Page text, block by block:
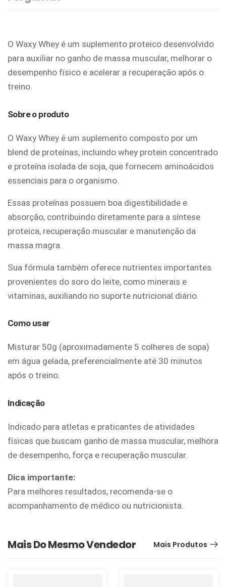
O Waxy Whey é um suplemento proteico desenvolvido
para auxiliar no ganho de massa muscular, melhorar o
desempenho físico e acelerar a recuperação após o
treino.
Sobre o produto
O Waxy Whey é um suplemento composto por um
blend de proteínas, incluindo whey protein concentrado
e proteína isolada de soja, que fornecem aminoácidos
essenciais para o organismo.
Essas proteínas possuem boa digestibilidade e
absorção, contribuindo diretamente para a síntese
proteica, recuperação muscular e manutenção da
massa magra.
Sua fórmula também oferece nutrientes importantes
provenientes do soro do leite, como minerais e
vitaminas, auxiliando no suporte nutricional diário.
Como usar
Misturar 50g (aproximadamente 5 colheres de sopa)
em água gelada, preferencialmente até 30 minutos
após o treino.
Indicação
Indicado para atletas e praticantes de atividades
físicas que buscam ganho de massa muscular, melhora
de desempenho, força e recuperação muscular.
Dica importante:
Para melhores resultados, recomenda-se o
acompanhamento de médico ou nutricionista.
Mais Do Mesmo Vendedor Mais Produtos